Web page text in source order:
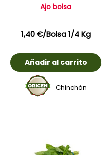
Ajo bolsa
1,40€/Bolsa 1/4 Kg
Añadir al carrito
Chinchón